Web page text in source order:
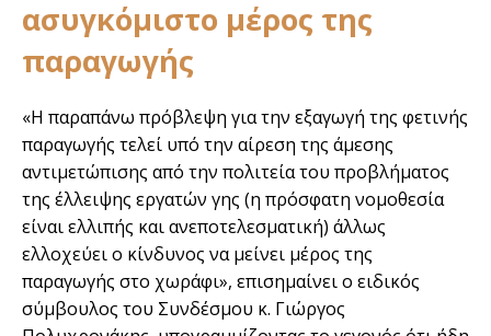
ασυγκόμιστο μέρος της
παραγωγής
«Η παραπάνω πρόβλεψη για την εξαγωγή της φετινής
παραγωγής τελεί υπό την αίρεση της άμεσης
αντιμετώπισης από την πολιτεία του προβλήματος
της έλλειψης εργατών γης (η πρόσφατη νομοθεσία
είναι ελλιπής και ανεποτελεσματική) άλλως
ελλοχεύει ο κίνδυνος να μείνει μέρος της
παραγωγής στο χωράφι», επισημαίνει ο ειδικός
σύμβουλος του Συνδέσμου κ. Γιώργος